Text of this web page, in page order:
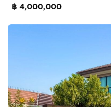
฿ 4,000,000